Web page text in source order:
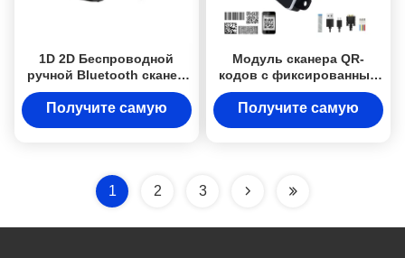
1D 2D Беспроводной
ручной Bluetooth сканер
штрих-кодов с
регулируемой скоростью
Получите самую
Модуль сканера QR-
кодов с фиксированным
креплением, активное
сканирование для умного
Получите самую
1 2 3